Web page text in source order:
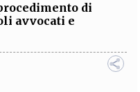
di
avvocati e